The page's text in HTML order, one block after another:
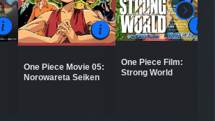
One Piece Movie 05:
Norowareta Seiken
One Piece Film:
Strong World